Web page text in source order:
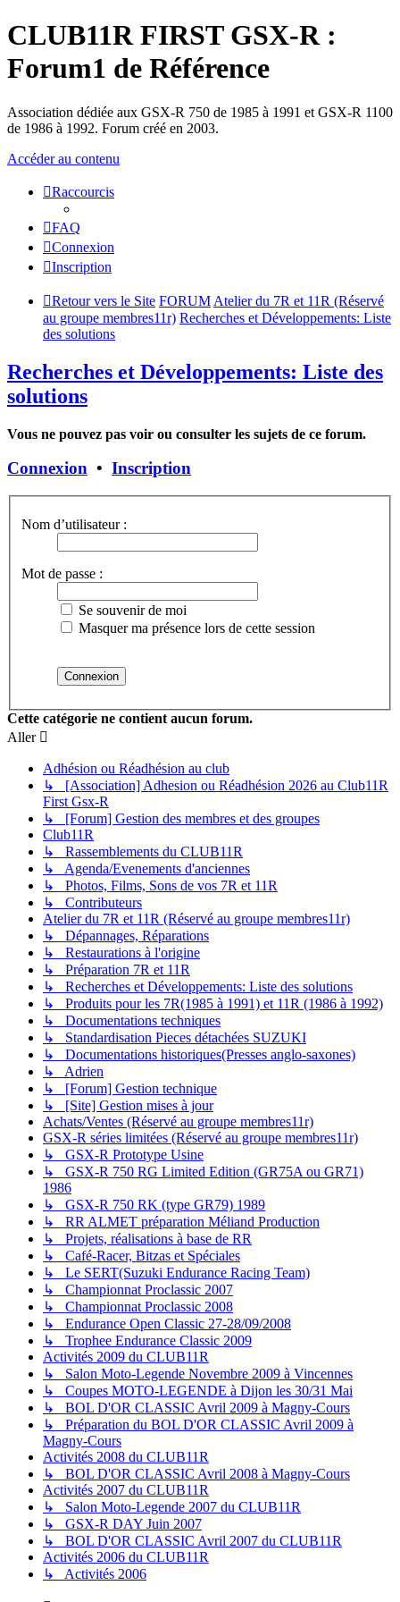
CLUB11R FIRST GSX-R :
Forum1 de Référence
Association dédiée aux GSX-R 750 de 1985 à 1991 et GSX-R 1100
de 1986 à 1992. Forum créé en 2003.
Accéder au contenu
Raccourcis
FAQ
Connexion
Inscription
Retour vers le Site FORUM Atelier du 7R et 11R (Réservé
au groupe membres11r) Recherches et Développements: Liste
des solutions
Recherches et Développements: Liste des
solutions
Vous ne pouvez pas voir ou consulter les sujets de ce forum.
Connexion • Inscription
Nom d’utilisateur :
Mot de passe :
Se souvenir de moi
Masquer ma présence lors de cette session
Cette catégorie ne contient aucun forum.
Aller
Adhésion ou Réadhésion au club
↳ [Association] Adhesion ou Réadhésion 2026 au Club11R
First Gsx-R
↳ [Forum] Gestion des membres et des groupes
Club11R
↳ Rassemblements du CLUB11R
↳ Agenda/Evenements d'anciennes
↳ Photos, Films, Sons de vos 7R et 11R
↳ Contributeurs
Atelier du 7R et 11R (Réservé au groupe membres11r)
↳ Dépannages, Réparations
↳ Restaurations à l'origine
↳ Préparation 7R et 11R
↳ Recherches et Développements: Liste des solutions
↳ Produits pour les 7R(1985 à 1991) et 11R (1986 à 1992)
↳ Documentations techniques
↳ Standardisation Pieces détachées SUZUKI
↳ Documentations historiques(Presses anglo-saxones)
↳ Adrien
↳ [Forum] Gestion technique
↳ [Site] Gestion mises à jour
Achats/Ventes (Réservé au groupe membres11r)
GSX-R séries limitées (Réservé au groupe membres11r)
↳ GSX-R Prototype Usine
↳ GSX-R 750 RG Limited Edition (GR75A ou GR71)
1986
↳ GSX-R 750 RK (type GR79) 1989
↳ RR ALMET préparation Méliand Production
↳ Projets, réalisations à base de RR
↳ Café-Racer, Bitzas et Spéciales
↳ Le SERT(Suzuki Endurance Racing Team)
↳ Championnat Proclassic 2007
↳ Championnat Proclassic 2008
↳ Endurance Open Classic 27-28/09/2008
↳ Trophee Endurance Classic 2009
Activités 2009 du CLUB11R
↳ Salon Moto-Legende Novembre 2009 à Vincennes
↳ Coupes MOTO-LEGENDE à Dijon les 30/31 Mai
↳ BOL D'OR CLASSIC Avril 2009 à Magny-Cours
↳ Préparation du BOL D'OR CLASSIC Avril 2009 à
Magny-Cours
Activités 2008 du CLUB11R
↳ BOL D'OR CLASSIC Avril 2008 à Magny-Cours
Activités 2007 du CLUB11R
↳ Salon Moto-Legende 2007 du CLUB11R
↳ GSX-R DAY Juin 2007
↳ BOL D'OR CLASSIC Avril 2007 du CLUB11R
Activités 2006 du CLUB11R
↳ Activités 2006